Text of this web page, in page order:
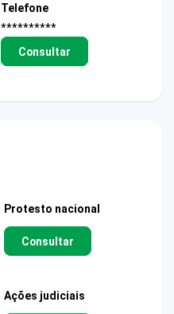
Telefone
**********
Consultar
Protesto nacional
Consultar
Ações judiciais